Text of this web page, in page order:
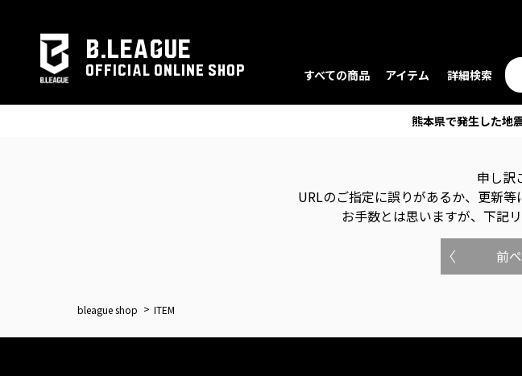
B.LEAGUE
OFFICIAL ONLINE SHOP すべての商品 アイテム 詳細検索
熊本県で発生した地
申し訳
URLのご指定に誤りがあるか、更新等
お手数とは思いますが、下記
前
bleague shop ITEM